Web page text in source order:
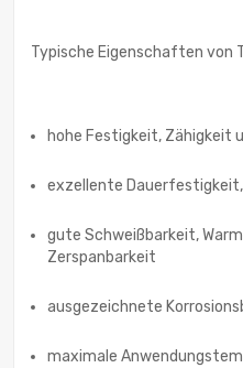
Typische Eigenschaften von
hohe Festigkeit, Zähigkeit
exzellente
gute Schweißbarkeit,
Zerspanbarkeit
ausgezeichnete
maximale